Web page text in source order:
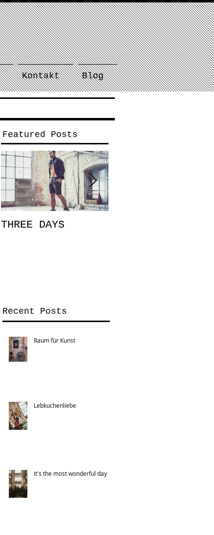
Kontakt Blog
Featured Posts
THREE DAYS
Recent Posts
Raum für Kunst
Lebkuchenliebe
it's the most wonderful day